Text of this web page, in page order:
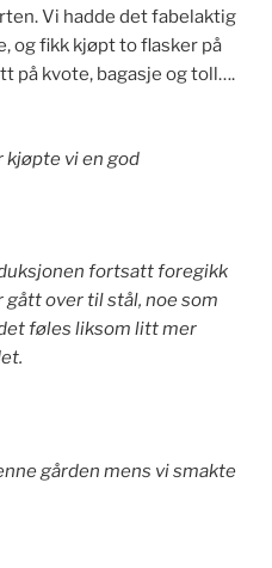
Vi hadde det fabelaktig
og fikk kjøpt to flasker på
på kvote, bagasje og toll….
kjøpte vi en god
fortsatt foregikk
gått over til stål, noe som
føles liksom litt mer
gården mens vi smakte